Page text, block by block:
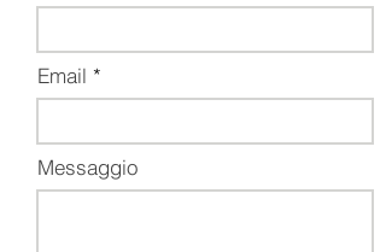
Email
Messaggio